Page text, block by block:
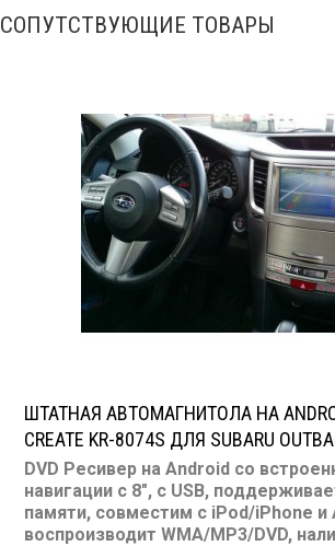
СОПУТСТВУЮЩИЕ ТОВАРЫ
ШТАТНАЯ АВТОМАГНИТОЛА НА
CREATE KR-8074S ДЛЯ SUBARU
DVD Ресивер на Android со
навигации с 8", с USB,
памяти, совместим с iPod/iPhone и
воспроизводит WMA/MP3/DVD,